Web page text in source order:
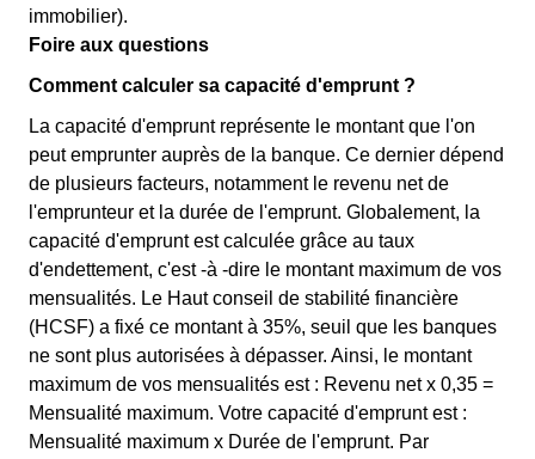
immobilier).
Foire aux questions
Comment calculer sa capacité d'emprunt ?
La capacité d'emprunt représente le montant que l'on
peut emprunter auprès de la banque. Ce dernier dépend
de plusieurs facteurs, notamment le revenu net de
l'emprunteur et la durée de l'emprunt. Globalement, la
capacité d'emprunt est calculée grâce au taux
d'endettement, c'est -à -dire le montant maximum de vos
mensualités. Le Haut conseil de stabilité financière
(HCSF) a fixé ce montant à 35%, seuil que les banques
ne sont plus autorisées à dépasser. Ainsi, le montant
maximum de vos mensualités est : Revenu net x 0,35 =
Mensualité maximum. Votre capacité d'emprunt est :
Mensualité maximum x Durée de l'emprunt. Par